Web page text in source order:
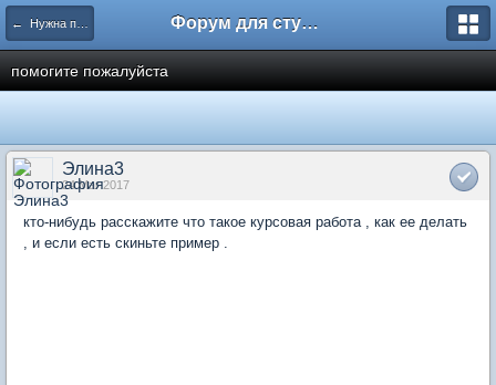
← Нужна помощь Форум для студента СГА
помогите пожалуйста
Элина3
24 Mar 2017
кто-нибудь расскажите что такое курсовая работа , как ее делать
, и если есть скиньте пример .